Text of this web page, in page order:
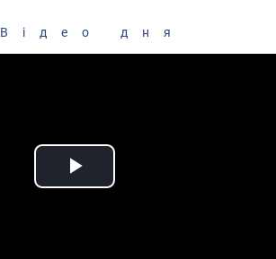
Відео дня
Play Video